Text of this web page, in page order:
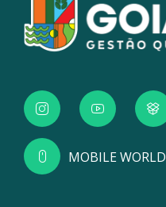
MOBILE WORLD